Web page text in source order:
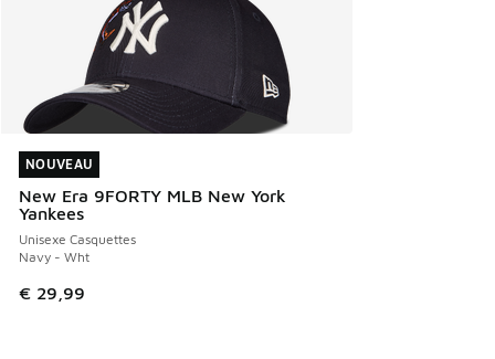
NOUVEAU
New Era 9FORTY MLB New York
Yankees
Unisexe Casquettes
Navy - Wht
€ 29,99
NOUVEAU